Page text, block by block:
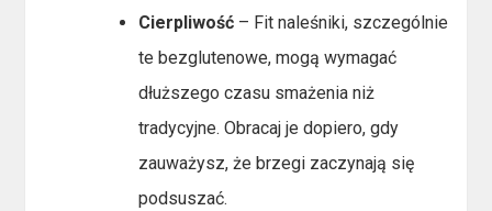
Cierpliwość – Fit naleśniki, szczególnie
te bezglutenowe, mogą wymagać
dłuższego czasu smażenia niż
tradycyjne. Obracaj je dopiero, gdy
zauważysz, że brzegi zaczynają się
podsuszać.